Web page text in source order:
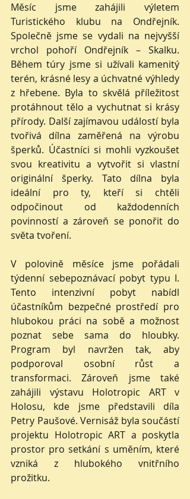
Měsíc jsme zahájili výletem
Turistického klubu na Ondřejník.
Společně jsme se vydali na nejvyšší
vrchol pohoří Ondřejník – Skalku.
Během túry jsme si užívali kamenitý
terén, krásné lesy a úchvatné výhledy
z hřebene. Byla to skvělá příležitost
protáhnout tělo a vychutnat si krásy
přírody. Další zajímavou událostí byla
tvořivá dílna zaměřená na výrobu
šperků. Účastníci si mohli vyzkoušet
svou kreativitu a vytvořit si vlastní
originální šperky. Tato dílna byla
ideální pro ty, kteří si chtěli
odpočinout od každodenních
povinností a zároveň se ponořit do
světa tvoření.
V polovině měsíce jsme pořádali
týdenní sebepoznávací pobyt typu I.
Tento intenzivní pobyt nabídl
účastníkům bezpečné prostředí pro
hlubokou práci na sobě a možnost
poznat sebe sama do hloubky.
Program byl navržen tak, aby
podporoval osobní růst a
transformaci. Zároveň jsme také
zahájili výstavu Holotropic ART v
Holosu, kde jsme představili díla
Petry Paušové. Vernisáž byla součástí
projektu Holotropic ART a poskytla
prostor pro setkání s uměním, které
vzniká z hlubokého vnitřního
prožitku.